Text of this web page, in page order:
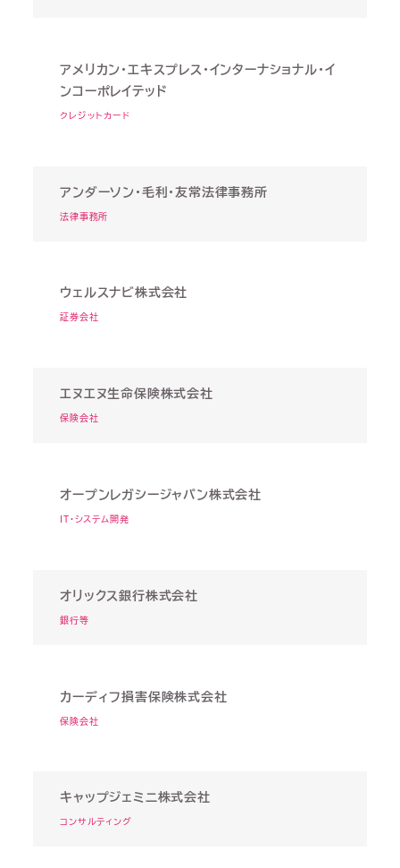
アメリカン・エキスプレス・インターナショナル・イ
ンコーポレイテッド
クレジットカード
アンダーソン・毛利・友常法律事務所
法律事務所
ウェルスナビ株式会社
証券会社
エヌエヌ生命保険株式会社
保険会社
オープンレガシージャパン株式会社
IT・システム開発
オリックス銀行株式会社
銀行等
カーディフ損害保険株式会社
保険会社
キャップジェミニ株式会社
コンサルティング